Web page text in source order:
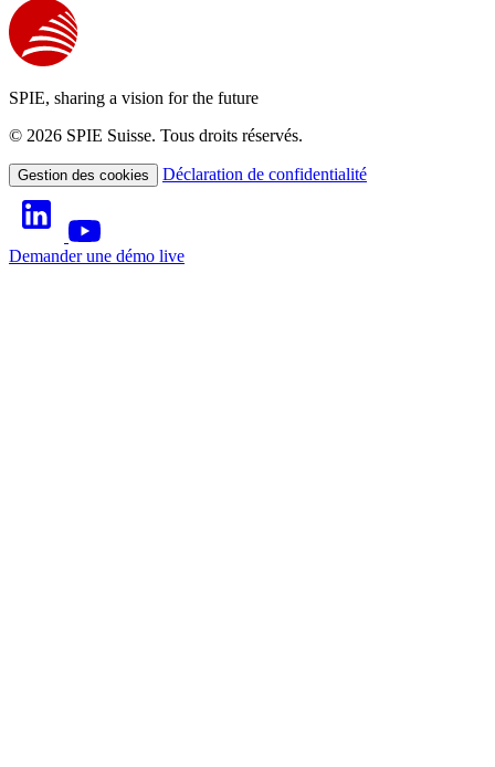
SPIE, sharing a vision for the future
© 2026 SPIE Suisse. Tous droits réservés.
Gestion des cookies Déclaration de confidentialité
Demander une démo live